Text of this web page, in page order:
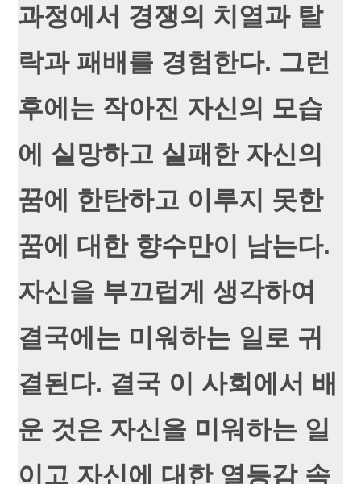
과정에서 경쟁의 치열과 탈
락과 패배를 경험한다. 그런
후에는 작아진 자신의 모습
에 실망하고 실패한 자신의
꿈에 한탄하고 이루지 못한
꿈에 대한 향수만이 남는다.
자신을 부끄럽게 생각하여
결국에는 미워하는 일로 귀
결된다. 결국 이 사회에서 배
운 것은 자신을 미워하는 일
이고 자신에 대한 열등감 속